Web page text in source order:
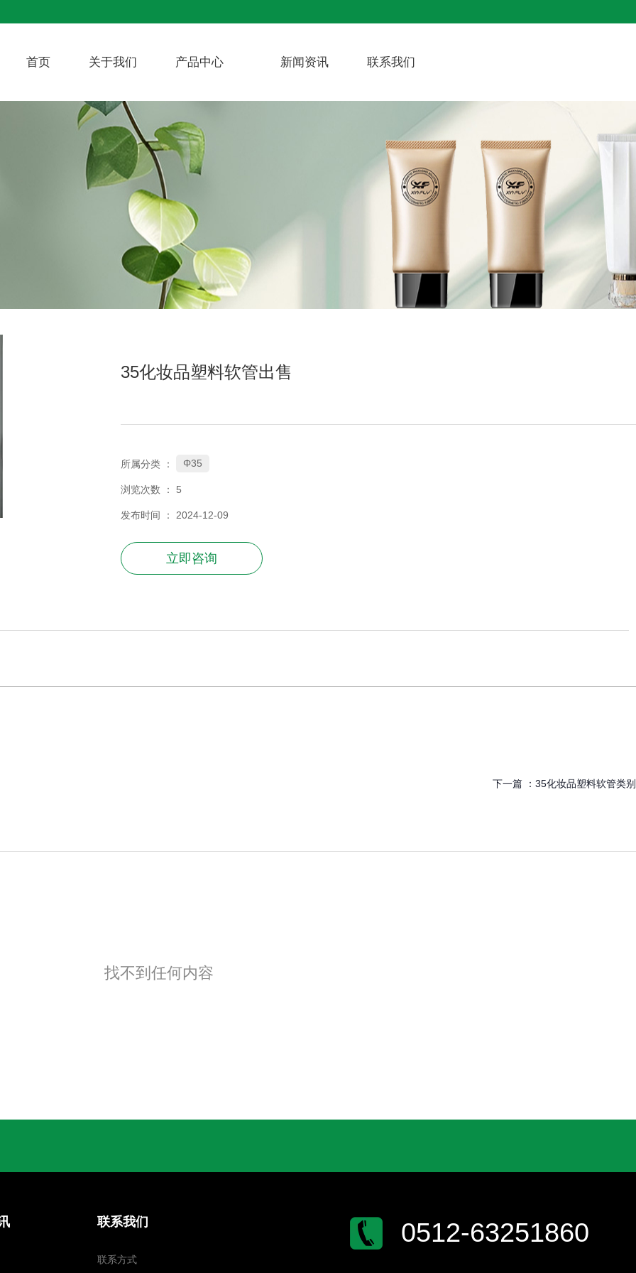
首页 关于我们 产品中心 新闻资讯 联系我们
35化妆品塑料软管出售
所属分类 ： Φ35
浏览次数 ： 5
发布时间 ： 2024-12-09
立即咨询
下一篇 ： 35化妆品塑料软管类别
找不到任何内容
联系我们
联系方式
0512-63251860